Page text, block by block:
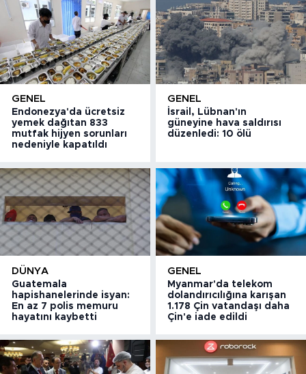
GENEL
Endonezya'da ücretsiz
yemek dağıtan 833
mutfak hijyen sorunları
nedeniyle kapatıldı
GENEL
İsrail, Lübnan'ın
güneyine hava saldırısı
düzenledi: 10 ölü
DÜNYA
Guatemala
hapishanelerinde isyan:
En az 7 polis memuru
hayatını kaybetti
GENEL
Myanmar'da telekom
dolandırıcılığına karışan
1.178 Çin vatandaşı daha
Çin'e iade edildi